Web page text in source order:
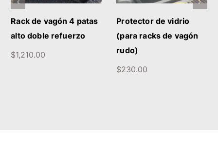
Rack de vagón 4 patas
alto doble refuerzo
$1,210.00
Protector de vidrio
(para racks de vagón
rudo)
$230.00